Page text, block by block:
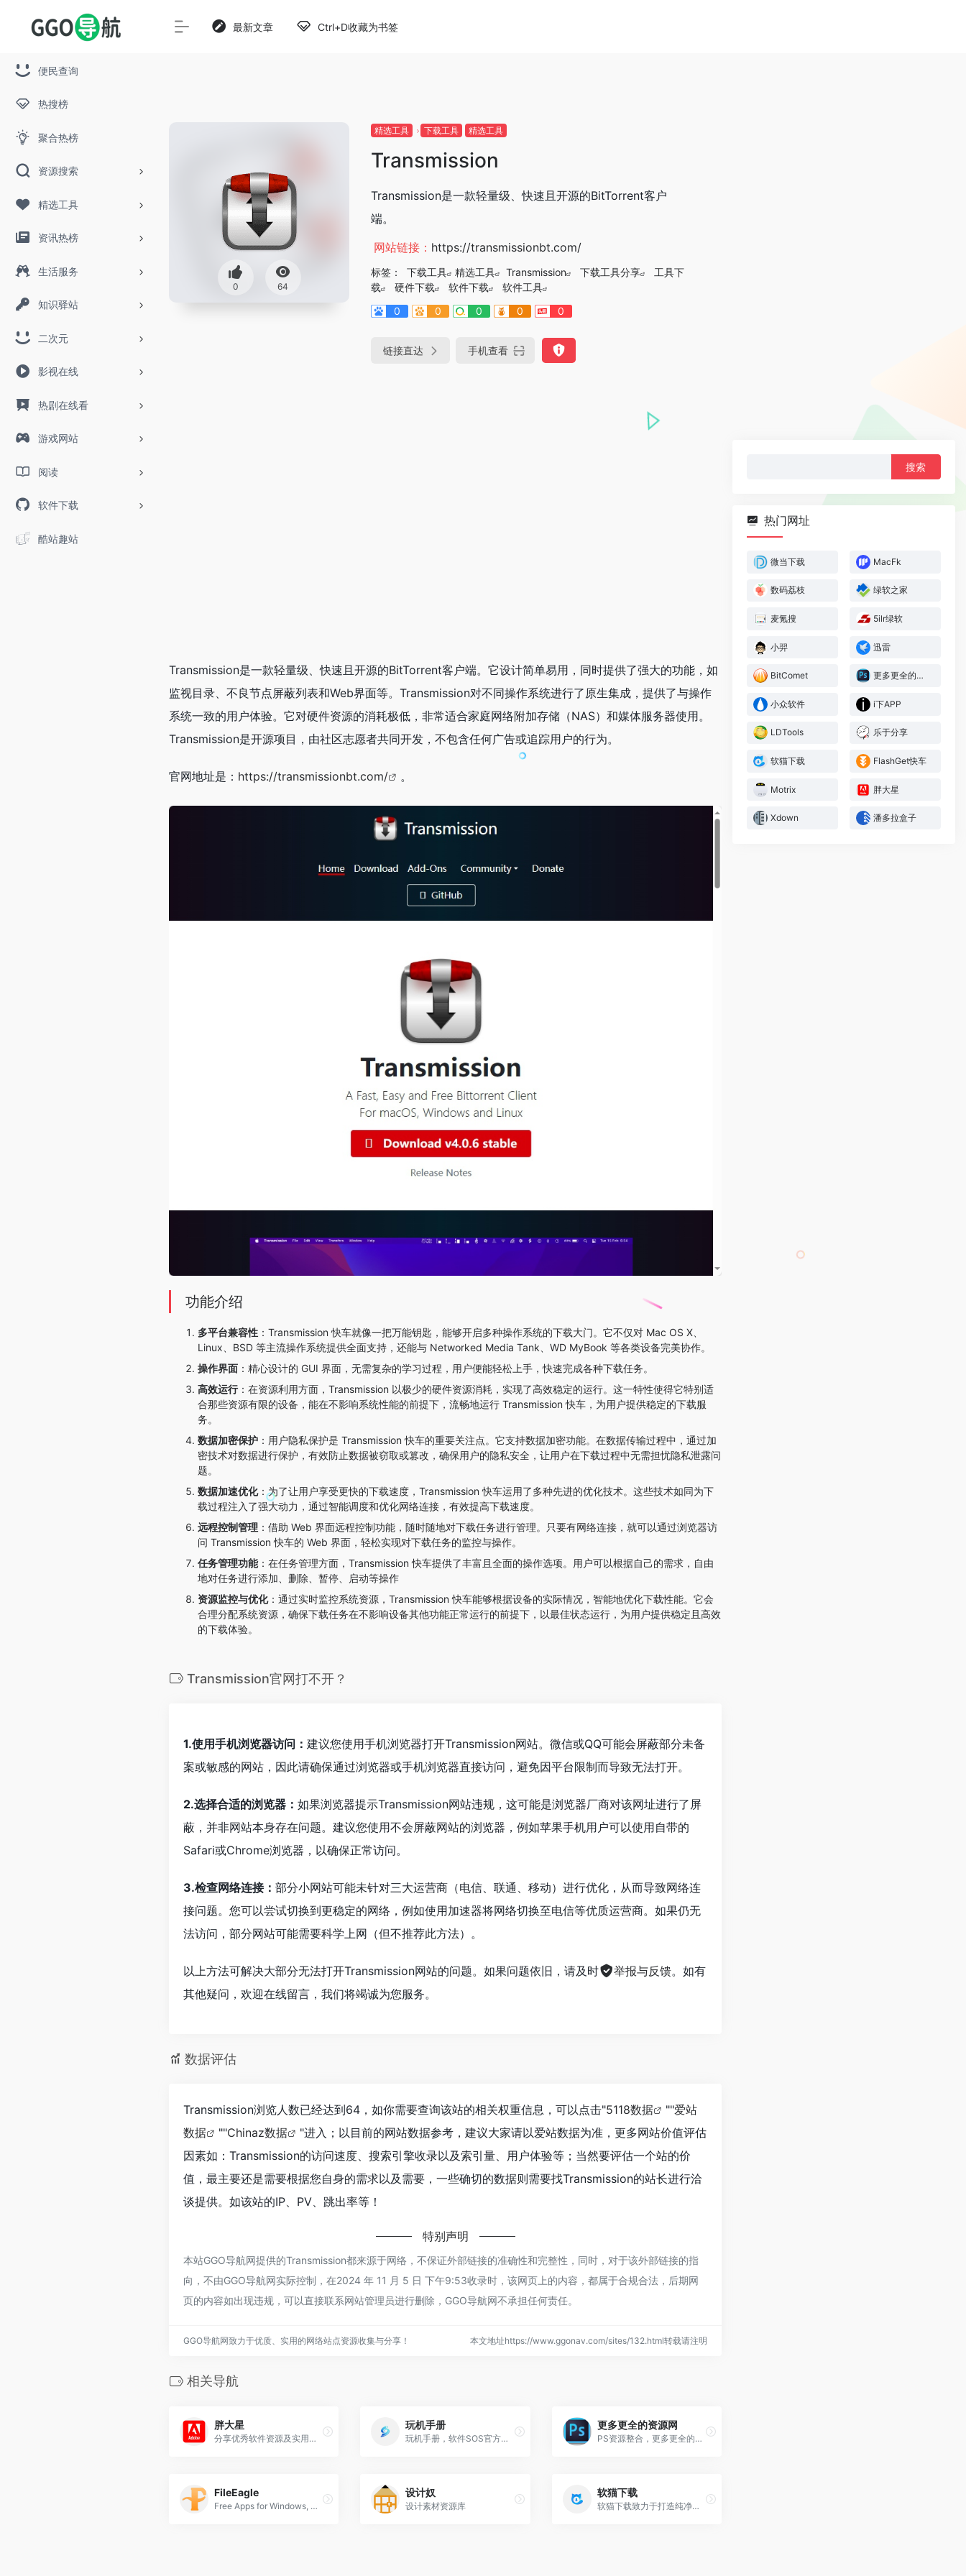
便民查询
热搜榜
聚合热榜
资源搜索
精选工具
资讯热榜
生活服务
知识驿站
二次元
影视在线
热剧在线看
游戏网站
阅读
软件下载
酷站趣站
最新文章 Ctrl+D收藏为书签
0 64
精选工具 下载工具 精选工具
Transmission
Transmission是一款轻量级、快速且开源的BitTorrent客户
端。
网站链接： https://transmissionbt.com/
标签： 下载工具 精选工具 Transmission 下载工具分享
工具下
载
硬件下载 软件下载
软件工具
0
0 0 0 0
链接直达 手机查看
Transmission是一款轻量级、快速且开源的BitTorrent客户端。它设计简单易用，同时提供了强大的功能，如
监视目录、不良节点屏蔽列表和Web界面等。Transmission对不同操作系统进行了原生集成，提供了与操作
系统一致的用户体验。它对硬件资源的消耗极低，非常适合家庭网络附加存储（NAS）和媒体服务器使用。
Transmission是开源项目，由社区志愿者共同开发，不包含任何广告或追踪用户的行为。
官网地址是： https://transmissionbt.com/ 。
功能介绍
多平台兼容性 ：Transmission 快车就像一把万能钥匙，能够开启多种操作系统的下载大门。它不仅对 Mac OS X、
Linux、BSD 等主流操作系统提供全面支持，还能与 Networked Media Tank、WD MyBook 等各类设备完美协作。
操作界面 ：精心设计的 GUI 界面，无需复杂的学习过程，用户便能轻松上手，快速完成各种下载任务。
高效运行：在资源利用方面，Transmission 以极少的硬件资源消耗，实现了高效稳定的运行。这一特性使得它特别适
合那些资源有限的设备，能在不影响系统性能的前提下，流畅地运行 Transmission 快车，为用户提供稳定的下载服
务。
数据加密保护 ：用户隐私保护是 Transmission 快车的重要关注点。它支持数据加密功能。在数据传输过程中，通过加
密技术对数据进行保护，有效防止数据被窃取或篡改，确保用户的隐私安全，让用户在下载过程中无需担忧隐私泄露问
题。
数据加速优化：为了让用户享受更快的下载速度，Transmission 快车运用了多种先进的优化技术。这些技术如同为下
载过程注入了强大动力，通过智能调度和优化网络连接，有效提高下载速度。
远程控制管理 ：借助 Web 界面远程控制功能，随时随地对下载任务进行管理。只要有网络连接，就可以通过浏览器访
问 Transmission 快车的 Web 界面，轻松实现对下载任务的监控与操作。
任务管理功能：在任务管理方面，Transmission 快车提供了丰富且全面的操作选项。用户可以根据自己的需求，自由
地对任务进行添加、删除、暂停、启动等操作
资源监控与优化：通过实时监控系统资源，Transmission 快车能够根据设备的实际情况，智能地优化下载性能。它会
合理分配系统资源，确保下载任务在不影响设备其他功能正常运行的前提下，以最佳状态运行，为用户提供稳定且高效
的下载体验。
Transmission官网打不开？
1.使用手机浏览器访问： 建议您使用手机浏览器打开Transmission网站。微信或QQ可能会屏蔽部分未备
案或敏感的网站，因此请确保通过浏览器或手机浏览器直接访问，避免因平台限制而导致无法打开。
2.选择合适的浏览器： 如果浏览器提示Transmission网站违规，这可能是浏览器厂商对该网址进行了屏
蔽，并非网站本身存在问题。建议您使用不会屏蔽网站的浏览器，例如苹果手机用户可以使用自带的
Safari或Chrome浏览器，以确保正常访问。
3.检查网络连接： 部分小网站可能未针对三大运营商（电信、联通、移动）进行优化，从而导致网络连
接问题。您可以尝试切换到更稳定的网络，例如使用加速器将网络切换至电信等优质运营商。如果仍无
法访问，部分网站可能需要科学上网（但不推荐此方法）。
以上方法可解决大部分无法打开Transmission网站的问题。如果问题依旧，请及时 举报与反馈。如有
其他疑问，欢迎在线留言，我们将竭诚为您服务。
数据评估
Transmission浏览人数已经达到64，如你需要查询该站的相关权重信息，可以点击"5118数据 ""爱站
数据
""Chinaz数据
"进入；以目前的网站数据参考，建议大家请以爱站数据为准，更多网站价值评估
因素如：Transmission的访问速度、搜索引擎收录以及索引量、用户体验等；当然要评估一个站的价
值，最主要还是需要根据您自身的需求以及需要，一些确切的数据则需要找Transmission的站长进行洽
谈提供。如该站的IP、PV、跳出率等！
特别声明
本站GGO导航网提供的Transmission都来源于网络，不保证外部链接的准确性和完整性，同时，对于该外部链接的指
向，不由GGO导航网实际控制，在2024 年 11 月 5 日 下午9:53收录时，该网页上的内容，都属于合规合法，后期网
页的内容如出现违规，可以直接联系网站管理员进行删除，GGO导航网不承担任何责任。
GGO导航网致力于优质、实用的网络站点资源收集与分享！ 本文地址https://www.ggonav.com/sites/132.html转载请注明
相关导航
胖大星
分享优秀软件资源及实用干货
玩机手册
玩机手册，软件SOS官方网站
更多更全的资源网
PS资源整合，更多更全的资源网
FileEagle
Free Apps for Windows, Mac, Linux
设计奴
设计素材资源库
软猫下载
软猫下载致力于打造纯净无插件下载平台，提供各种平台，各种版本软件下载服务
热门网址
微当下载 MacFk
数码荔枝 绿软之家
麦氪搜 5ilr绿软
小羿 迅雷
BitComet 更多更全的资源网
小众软件 i下APP
LDTools 乐于分享
软猫下载 FlashGet快车
Motrix 胖大星
Xdown 潘多拉盒子